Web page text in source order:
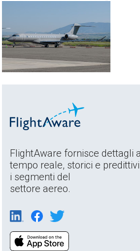
FlightAware fornisce dettagli
tempo reale, storici e
i segmenti del
settore aereo.